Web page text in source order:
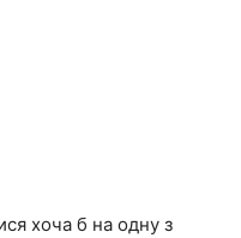
хоча б на одну з